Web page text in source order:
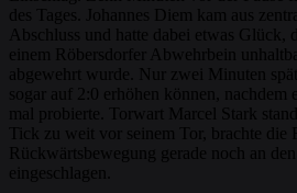
des Tages. Johannes Diem kam aus
Abschluss und hatte dabei etwas Glück,
einem Röbersdorfer Abwehrbein
abgewehrt wurde. Nur zwei Minuten
sogar auf 2:0 erhöhen können, nachdem
mal probierte. Torwart Marcel Stark
Tick zu weit vor seinem Tor, brachte die
Rückwärtsbewegung gerade noch an den
eingeschlagen.